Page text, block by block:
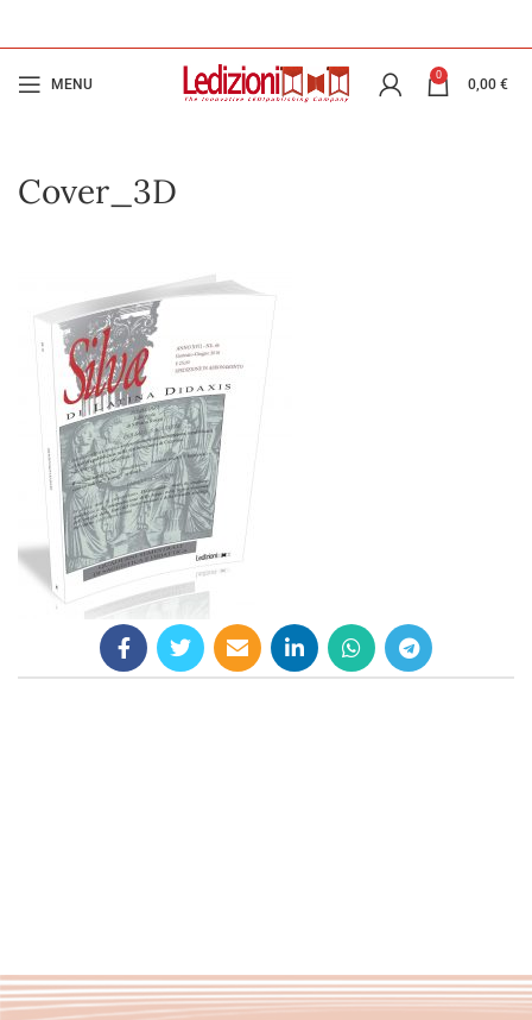
MENU
0
0,00 €
Cover_3D